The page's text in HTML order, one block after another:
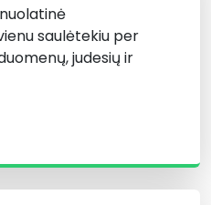
saulėtekiu per
judesių ir